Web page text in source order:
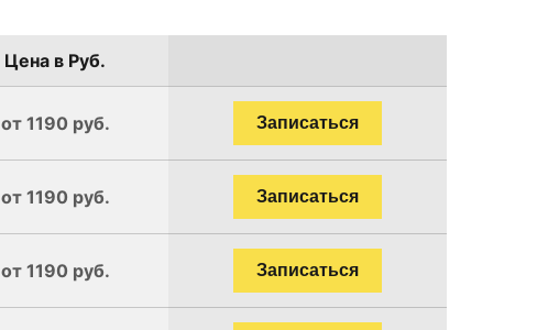
Цена в Руб.
от 1190 руб. Записаться
от 1190 руб. Записаться
от 1190 руб. Записаться